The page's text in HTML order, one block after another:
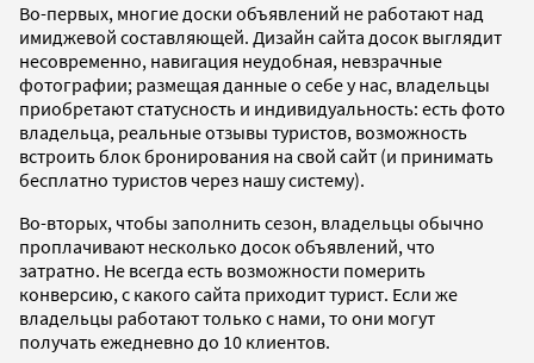
Во-первых, многие доски объявлений не работают над
имиджевой составляющей. Дизайн сайта досок выглядит
несовременно, навигация неудобная, невзрачные
фотографии; размещая данные о себе у нас, владельцы
приобретают статусность и индивидуальность: есть фото
владельца, реальные отзывы туристов, возможность
встроить блок бронирования на свой сайт (и принимать
бесплатно туристов через нашу систему).
Во-вторых, чтобы заполнить сезон, владельцы обычно
проплачивают несколько досок объявлений, что
затратно. Не всегда есть возможности померить
конверсию, с какого сайта приходит турист. Если же
владельцы работают только с нами, то они могут
получать ежедневно до 10 клиентов.